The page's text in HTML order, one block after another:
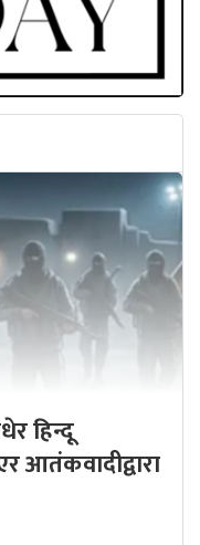
हिन्दू
आतंकवादीद्वारा